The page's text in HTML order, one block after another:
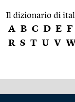
Il dizionario di
A B C D E F
R S T U V